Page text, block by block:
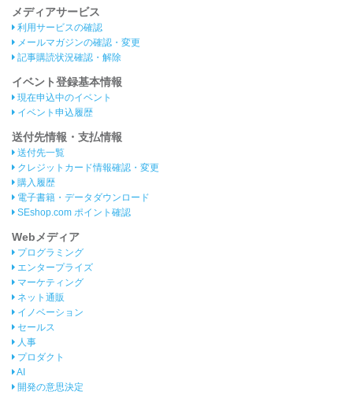
メディアサービス
利用サービスの確認
メールマガジンの確認・変更
記事購読状況確認・解除
イベント登録基本情報
現在申込中のイベント
イベント申込履歴
送付先情報・支払情報
送付先一覧
クレジットカード情報確認・変更
購入履歴
電子書籍・データダウンロード
SEshop.com ポイント確認
Webメディア
プログラミング
エンタープライズ
マーケティング
ネット通販
イノベーション
セールス
人事
プロダクト
AI
開発の意思決定